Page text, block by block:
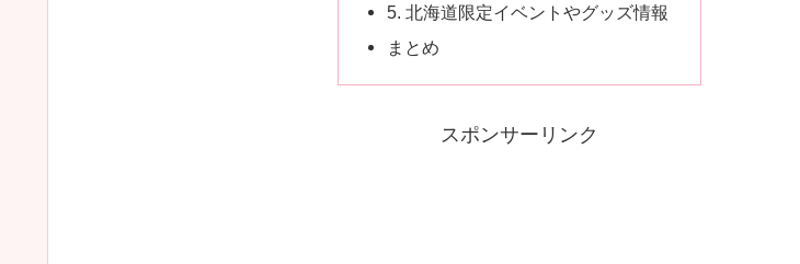
5. 北海道限定イベントやグッズ情報
まとめ
スポンサーリンク